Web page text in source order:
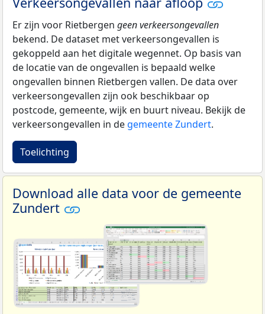
Er zijn voor Rietbergen geen verkeersongevallen
bekend. De dataset met verkeersongevallen is
gekoppeld aan het digitale wegennet. Op basis van
de locatie van de ongevallen is bepaald welke
ongevallen binnen Rietbergen vallen. De data over
verkeersongevallen zijn ook beschikbaar op
postcode, gemeente, wijk en buurt niveau. Bekijk de
verkeersongevallen in de gemeente Zundert.
Toelichting
Download alle data voor de gemeente
Zundert